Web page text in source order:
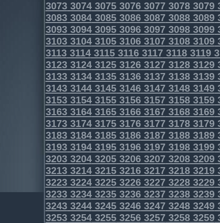
3073307430753076307730783079
3083308430853086308730883089
3093309430953096309730983099
3103310431053106310731083109
3113311431153116311731183119
3123312431253126312731283129
3133313431353136313731383139
3143314431453146314731483149
3153315431553156315731583159
3163316431653166316731683169
3173317431753176317731783179
3183318431853186318731883189
3193319431953196319731983199
3203320432053206320732083209
3213321432153216321732183219
3223322432253226322732283229
3233323432353236323732383239
3243324432453246324732483249
3253325432553256325732583259